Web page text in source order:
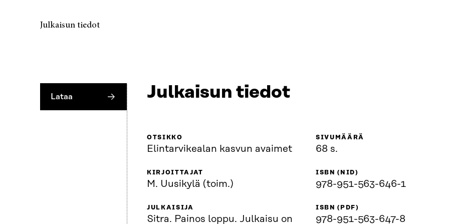
Julkaisun tiedot
Lataa Julkaisun tiedot
OTSIKKO
Elintarvikealan kasvun avaimet
KIRJOITTAJAT
M. Uusikylä (toim.)
JULKAISIJA
Sitra. Painos loppu. Julkaisu on
SIVUMÄÄRÄ
68 s.
ISBN (NID)
978-951-563-646-1
ISBN (PDF)
978-951-563-647-8